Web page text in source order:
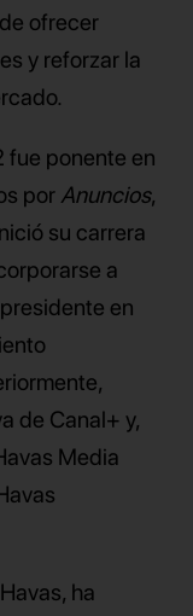
ofrecer
y reforzar la
fue ponente en
por Anuncios,
su carrera
a
en
de Canal+ y,
Media
ha